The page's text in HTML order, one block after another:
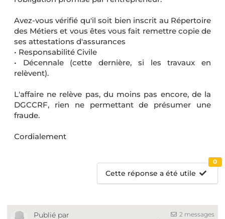
Avez-vous vérifié qu'il soit bien inscrit au Répertoire
des Métiers et vous êtes vous fait remettre copie de
ses attestations d'assurances
• Responsabilité Civile
• Décennale (cette dernière, si les travaux en
relèvent).
L'affaire ne relève pas, du moins pas encore, de la
DGCCRF, rien ne permettant de présumer une
fraude.
Cordialement
Cette réponse a été utile
0
Publié par
2 messages